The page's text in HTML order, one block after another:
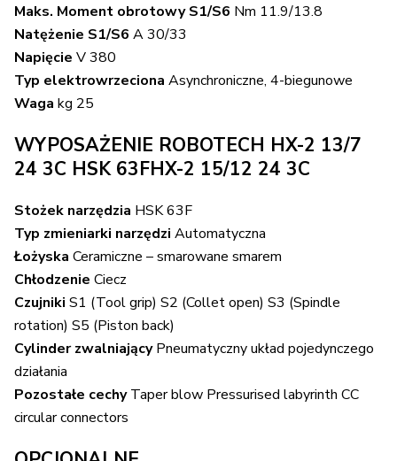
Maks. Moment obrotowy S1/S6 Nm 11.9/13.8
Natężenie S1/S6 A 30/33
Napięcie V 380
Typ elektrowrzeciona Asynchroniczne, 4-biegunowe
Waga kg 25
WYPOSAŻENIE ROBOTECH HX-2 13/7
24 3C HSK 63FHX-2 15/12 24 3C
Stożek narzędzia HSK 63F
Typ zmieniarki narzędzi Automatyczna
Łożyska Ceramiczne – smarowane smarem
Chłodzenie Ciecz
Czujniki S1 (Tool grip) S2 (Collet open) S3 (Spindle
rotation) S5 (Piston back)
Cylinder zwalniającyPneumatyczny układ pojedynczego
działania
Pozostałe cechyTaper blow Pressurised labyrinth CC
circular connectors